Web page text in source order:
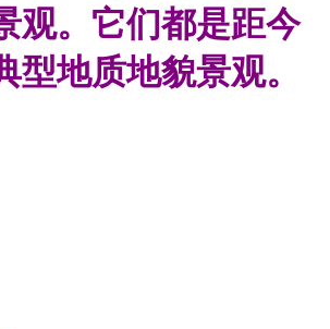
观。它们都是距今
地质地貌景观。